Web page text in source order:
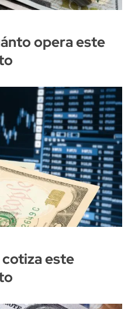
opera este
este